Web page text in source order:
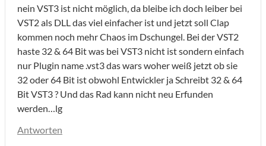
nein VST3 ist nicht möglich, da bleibe ich doch leiber bei
VST2 als DLL das viel einfacher ist und jetzt soll Clap
kommen noch mehr Chaos im Dschungel. Bei der VST2
haste 32 & 64 Bit was bei VST3 nicht ist sondern einfach
nur Plugin name .vst3 das wars woher weiß jetzt ob sie
32 oder 64 Bit ist obwohl Entwickler ja Schreibt 32 & 64
Bit VST3 ? Und das Rad kann nicht neu Erfunden
werden…lg
Antworten